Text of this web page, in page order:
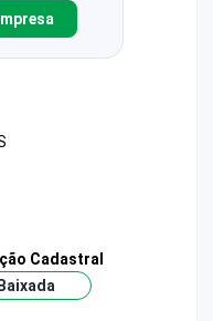
Cadastral
Baixada